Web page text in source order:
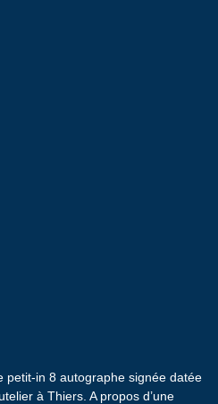
petit-in 8 autographe signée datée
à Thiers. A propos d’une